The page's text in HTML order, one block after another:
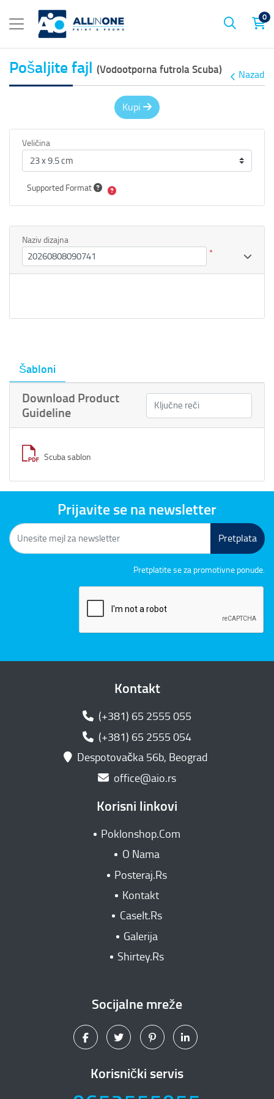
0
Pošaljite fajl (Vodootporna futrola Scuba) Nazad
Šabloni
Download Product
Guideline
Scuba sablon
Kupi
Veličina
Supported Format
Naziv dizajna
*
Prijavite se na newsletter
Pretplata
Pretplatite se za promotivne ponude.
Kontakt
(+381) 65 2555 055
(+381) 65 2555 054
Despotovačka 56b, Beograd
office@aio.rs
Korisni linkovi
Poklonshop.Com
O Nama
Posteraj.Rs
Kontakt
CaseIt.Rs
Galerija
Shirtey.Rs
Socijalne mreže
Korisnički servis